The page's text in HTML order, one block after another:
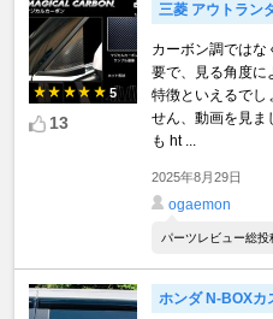
5
13
三菱 アウトラン
カーボン調ではな
要で、見る角度に
特徴といえるでし
せん、動画を見
も ht ...
2025年8月29日
ogaemon
パーツレビュー総投
ホンダ N-BOXカ